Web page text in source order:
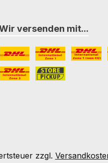
versenden mit...
DHL DHL PaketDHL
zzgl.